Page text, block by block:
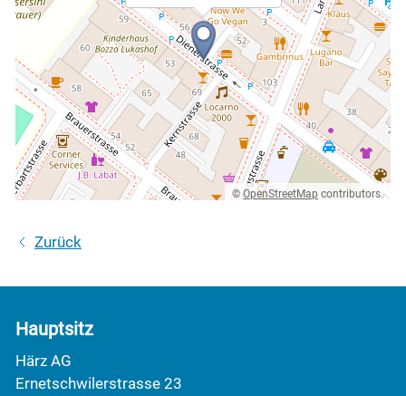
©OpenStreetMap contributors.
Zurück
Hauptsitz
Härz AG
Ernetschwilerstrasse 23